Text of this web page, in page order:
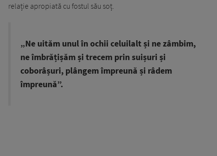
relație apropiată cu fostul său soț.
„Ne uităm unul în ochii celuilalt și ne zâmbim,
ne îmbrățișăm și trecem prin suișuri și
coborâșuri, plângem împreună și râdem
împreună”.